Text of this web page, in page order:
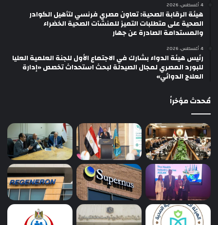
4 أغسطس، 2026
هيئة الرقابة الصحية: تعاون مصري فرنسي لتأهيل الكوادر
الصحية على متطلبات التميز للمنشآت الصحية الخضراء
والمستدامة الصادرة عن جهار
4 أغسطس، 2026
رئيس هيئة الدواء بشارك في الاجتماع الأول للجنة العلمية العليا
للبورد المصري لمجال الصيدلة لبحث استحداث تخصص «إدارة
العلاج الدوائي»
مُحدث مؤخراً